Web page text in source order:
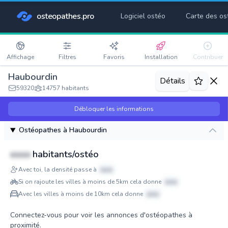
osteopathes.pro Logiciel ostéo Carte des
Affichage Filtres Favoris Installation Contribuer
Haubourdin
59320 14757 habitants
Détails
Débloquer les informations
Ostéopathes à Haubourdin
xxxx habitants/ostéo
Avec toi, la densité passe à
xxxx
Si on rajoute les villes à moins de 5km cela donne
xxxx
Avec les villes à moins de 10km cela donne
xxxx
Connectez-vous pour voir les annonces d'ostéopathes à
proximité.